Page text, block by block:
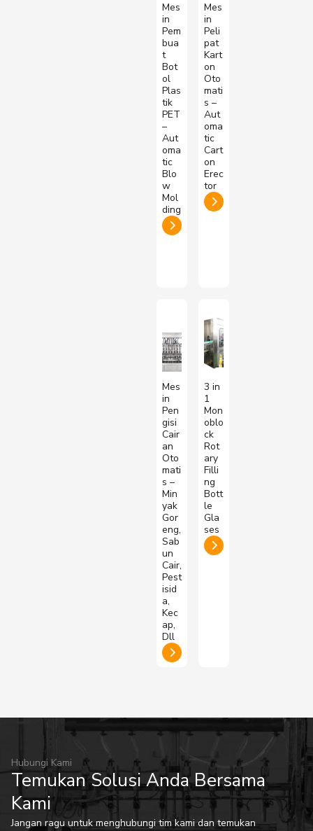
Mes
in
Pem
bua
t
Bot
ol
Plas
tik
PET
–
Aut
oma
tic
Blo
w
Mol
ding
Mes
in
Peli
pat
Kart
on
Oto
mati
s –
Aut
oma
tic
Cart
on
Erec
tor
Mes
in
Pen
gisi
Cair
an
Oto
mati
s –
Min
yak
Gor
eng,
Sab
un
Cair,
Pest
isid
a,
Kec
ap,
Dll
3 in
1
Mon
oblo
ck
Rot
ary
Filli
ng
Bott
le
Gla
ses
Hubungi Kami
Temukan Solusi Anda Bersama
Kami
Jangan ragu untuk menghubungi tim kami dan temukan